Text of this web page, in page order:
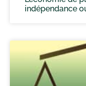
indépendance